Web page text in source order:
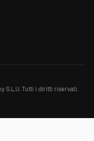
S.L.U. Tutti i diritti riservati.